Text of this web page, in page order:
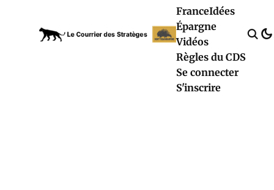
FranceIdées
Épargne
Vidéos
Règles du CDS
Se connecter
S'inscrire